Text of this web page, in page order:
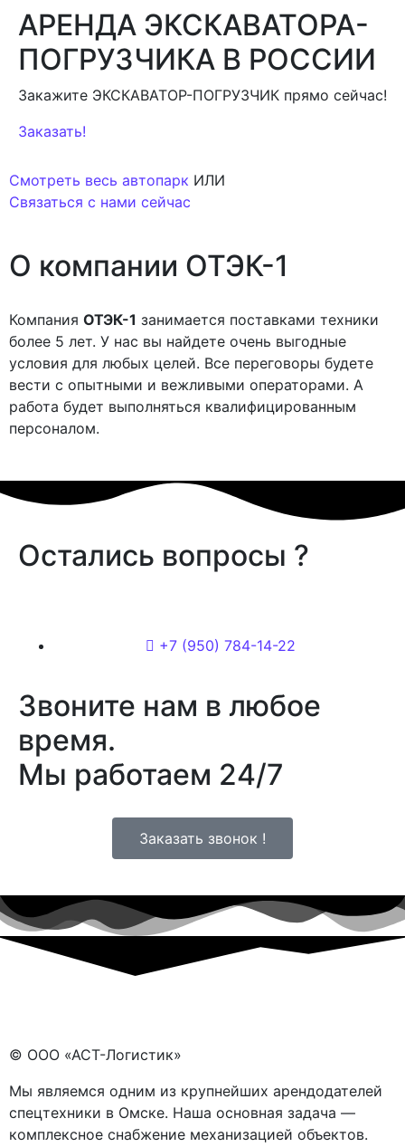
АРЕНДА ЭКСКАВАТОРА-
ПОГРУЗЧИКА В РОССИИ
Закажите ЭКСКАВАТОР-ПОГРУЗЧИК прямо сейчас!
Заказать!
Смотреть весь автопарк ИЛИ
Связаться с нами сейчас
О компании ОТЭК-1
Компания ОТЭК-1 занимается поставками техники
более 5 лет. У нас вы найдете очень выгодные
условия для любых целей. Все переговоры будете
вести с опытными и вежливыми операторами. А
работа будет выполняться квалифицированным
персоналом.
Остались вопросы ?
+7 (950) 784-14-22
Звоните нам в любое
время.
Мы работаем 24/7
Заказать звонок !
© ООО «АСТ-Логистик»
Мы являемся одним из крупнейших арендодателей
спецтехники в Омске. Наша основная задача —
комплексное снабжение механизацией объектов.